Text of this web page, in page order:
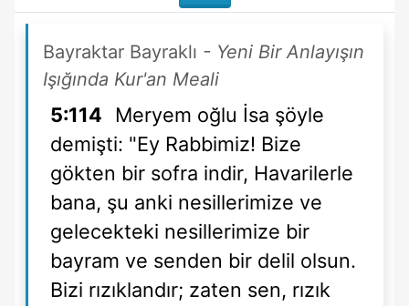
Bayraktar Bayraklı - Yeni Bir Anlayışın
Işığında Kur'an Meali
5:114
Meryem oğlu İsa şöyle
demişti: "Ey Rabbimiz! Bize
gökten bir sofra indir, Havarilerle
bana, şu anki nesillerimize ve
gelecekteki nesillerimize bir
bayram ve senden bir delil olsun.
Bizi rızıklandır; zaten sen, rızık